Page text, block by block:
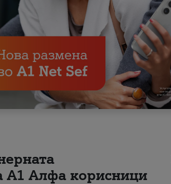
А1 Алфа корисници